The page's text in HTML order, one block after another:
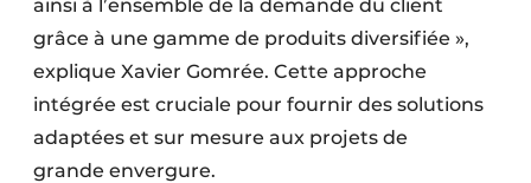
ainsi à l’ensemble de la demande du client
grâce à une gamme de produits diversifiée »,
explique Xavier Gomrée. Cette approche
intégrée est cruciale pour fournir des solutions
adaptées et sur mesure aux projets de
grande envergure.